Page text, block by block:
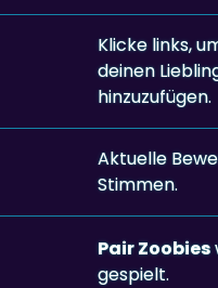
Klicke links,
deinen
hinzuzufügen.
Aktuelle
Stimmen.
Pair Zoobies
gespielt.